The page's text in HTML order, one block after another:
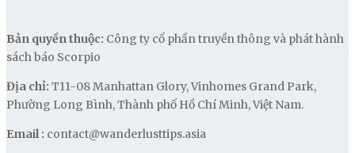
Bản quyền thuộc: Công ty cổ phần truyền thông và phát hành
sách báo Scorpio
Địa chỉ: T11-08 Manhattan Glory, Vinhomes Grand Park,
Phường Long Bình, Thành phố Hồ Chí Minh, Việt Nam.
Email : contact@wanderlusttips.asia